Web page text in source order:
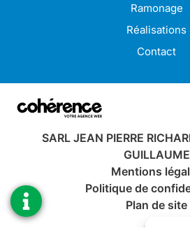
Ramonage
Réalisations
Contact
SARL JEAN PIERRE
GUILLAUME
Mentions
Politique de
Plan de site